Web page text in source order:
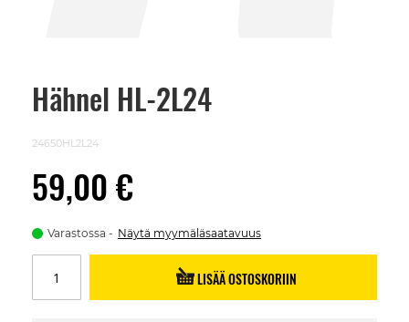
Hähnel HL-2L24
24650HL2L24
59,00 €
Varastossa Näytä myymäläsaatavuus
LISÄÄ OSTOSKORIIN
Skip
images
gallery